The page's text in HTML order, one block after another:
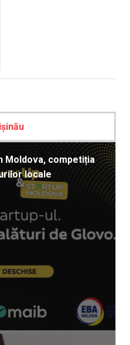
Moldova, competiția
locale